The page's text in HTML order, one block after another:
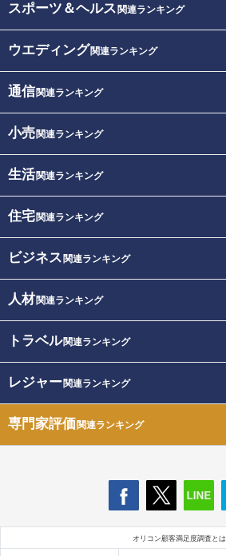
スポーツ＆ヘルス 関連ランキング
ウエディング関連ランキング
通信関連ランキング
小売関連ランキング
生活関連ランキング
住宅関連ランキング
ビジネス 関連ランキング
人材関連ランキング
トラベル関連ランキング
レジャー関連ランキング
専門家評価関連ランキング
オリコン顧客満足度調査とは